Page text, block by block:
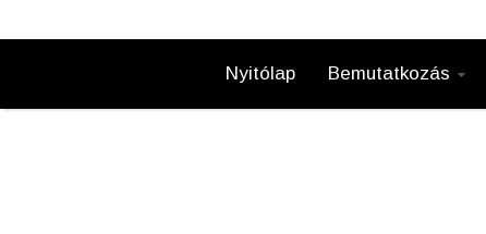
Nyitólap Bemutatkozás